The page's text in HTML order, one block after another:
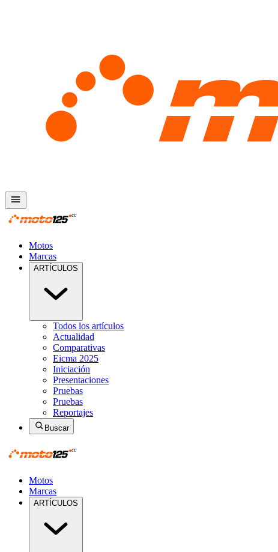
Motos
Marcas
ARTÍCULOS
Todos los artículos
Actualidad
Comparativas
Eicma 2025
Iniciación
Presentaciones
Pruebas
Pruebas
Reportajes
Buscar
Motos
Marcas
ARTÍCULOS